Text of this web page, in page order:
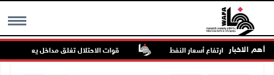
MENU أهم الاخبارارتفاع أسعار النفط قوات الاحتلال تغلق مداخل يعبد جنوب غرب